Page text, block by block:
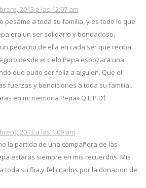
2013 a las 12:07 am
pesáme a toda su familia, y es todo lo que
era un ser solidario y bondadoso,
pedacito de ella en cada ser que reciba
desde el cielo Pepa esbozara una
que pudo ser feliz a alguien. Que el
fuerzas y bendiciones a toda su familia..
en mi memoria Pepa» Q.E.P.D†
2013 a las 1:09 am
la partida de una compañera de las
estaras siempre en mis recuerdos. Mis
toda su flia.y felicitarlos por la donacion de